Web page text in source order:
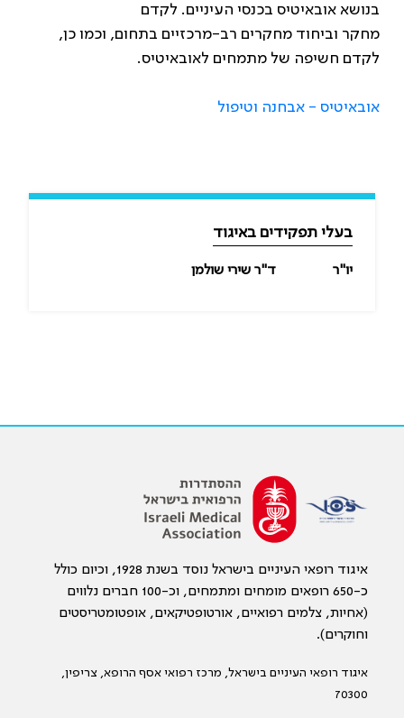
בנושא אובאיטיס בכנסי העיניים. לקדם
מחקר וביחוד מחקרים רב-מרכזיים בתחום, וכמו כן,
לקדם חשיפה של מתמחים לאובאיטיס.
אובאיטיס - אבחנה וטיפול
בעלי תפקידים באיגוד
יו"ר ד"ר שירי שולמן
איגוד רופאי העיניים בישראל נוסד בשנת 1928, וכיום כולל
כ-650 רופאים מומחים ומתמחים, וכ-100 חברים נלווים
(אחיות, צלמים רפואיים, אורטופטיקאים, אופטומטריסטים
וחוקרים).
איגוד רופאי העיניים בישראל, מרכז רפואי אסף הרופא, צריפין,
70300